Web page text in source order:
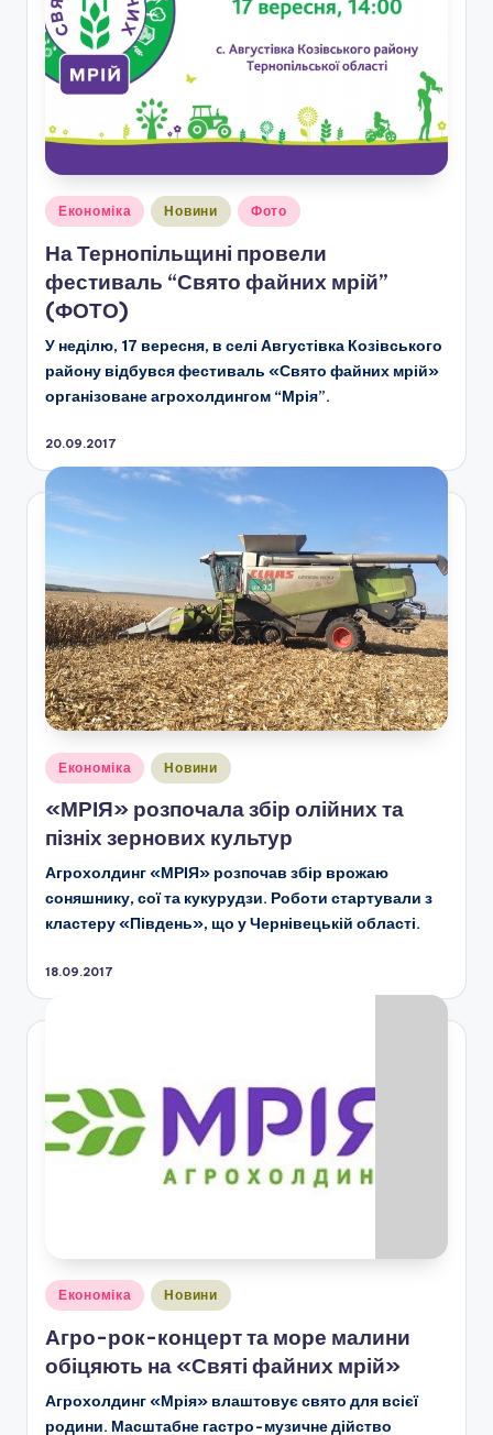
Опубліковано
Економіка Новини Фото
На Тернопільщині провели
фестиваль “Свято файних мрій”
(ФОТО)
У неділю, 17 вересня, в селі Августівка Козівського
району відбувся фестиваль «Свято файних мрій»
організоване агрохолдингом “Мрія”.
20.09.2017
Опубліковано
Економіка Новини
«МРІЯ» розпочала збір олійних та
пізніх зернових культур
Агрохолдинг «МРІЯ» розпочав збір врожаю
соняшнику, сої та кукурудзи. Роботи стартували з
кластеру «Південь», що у Чернівецькій області.
18.09.2017
Опубліковано
Економіка Новини
Агро-рок-концерт та море малини
обіцяють на «Святі файних мрій»
Агрохолдинг «Мрія» влаштовує свято для всієї
родини. Масштабне гастро-музичне дійство